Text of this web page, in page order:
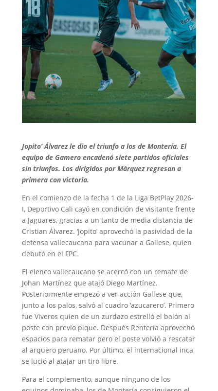
Jopito’ Álvarez le dio el triunfo a los de Montería. El
equipo de Gamero encadenó siete partidos oficiales
sin triunfos. Los dirigidos por Márquez regresan a
primera con victoria.
En el comienzo de la fecha 1 de la Liga BetPlay 2026-
I, Deportivo Cali cayó en condición de visitante frente
a Jaguares, gracias a un tanto de media distancia de
Cristian Álvarez. ‘Jopito’ aprovechó la pasividad de la
defensa vallecaucana para vacunar a Gallese, quien
debutó en el FPC.
El elenco vallecaucano se acercó con un remate de
Johan Martínez que atajó Diego Martínez.
Posteriormente empezó a ver acción Gallese que,
junto a los palos, salvó al cuadro ‘azucarero’. Primero
fue Viveros quien de un zurdazo estrelló el balón al
poste con previo pique. Después Rentería aprovechó
espacios para rematar pero el poste volvió a rescatar
al arquero peruano. Por último, el internacional inca
se lució al atajar un tiro libre.
Para el complemento, aunque ninguno de los